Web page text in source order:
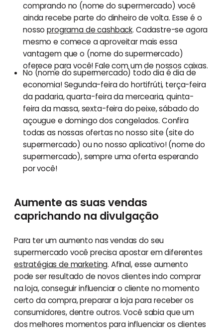
comprando no (nome do supermercado) você
ainda recebe parte do dinheiro de volta. Esse é o
nossoprograma de cashback. Cadastre-se agora
mesmo e comece a aproveitar mais essa
vantagem que o (nome do supermercado)
oferece para você! Fale com um de nossos caixas.
No (nome do supermercado) todo dia é dia de
economia! Segunda-feira do hortifrúti, terça-feira
da padaria, quarta-feira da mercearia, quinta-
feira da massa, sexta-feira do peixe, sábado do
açougue e domingo dos congelados. Confira
todas as nossas ofertas no nosso site (site do
supermercado) ou no nosso aplicativo! (nome do
supermercado), sempre uma oferta esperando
por você!
Aumente as suas vendas
caprichando na divulgação
Para ter um aumento nas vendas do seu
supermercado você precisa apostar em diferentes
estratégias de marketing. Afinal, esse aumento
pode ser resultado de novos clientes indo comprar
na loja, conseguir influenciar o cliente no momento
certo da compra, preparar a loja para receber os
consumidores, dentre outros. Você sabia que um
dos melhores momentos para influenciar os clientes